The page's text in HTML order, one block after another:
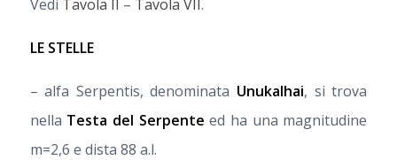
Vedi Tavola II – Tavola VII.
LE STELLE
– alfa Serpentis, denominata Unukalhai, si trova
nella Testa del Serpente ed ha una magnitudine
m=2,6 e dista 88 a.l.